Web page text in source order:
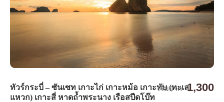
ทัวร์กระบี่ – ซันเซท เกาะไก่ เกาะหม้อ เกาะทับ (ทะเล
แหวก) เกาะสี่ หาดถ้ำพระนาง เรือสปีดโบ๊ท
เริ่มจาก 1,300